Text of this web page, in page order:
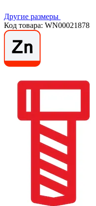
Другие размеры
Код товара: WN00021878